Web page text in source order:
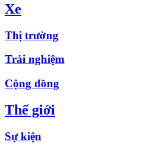
Xe
Thị trường
Trải nghiệm
Cộng đồng
Thế giới
Sự kiện